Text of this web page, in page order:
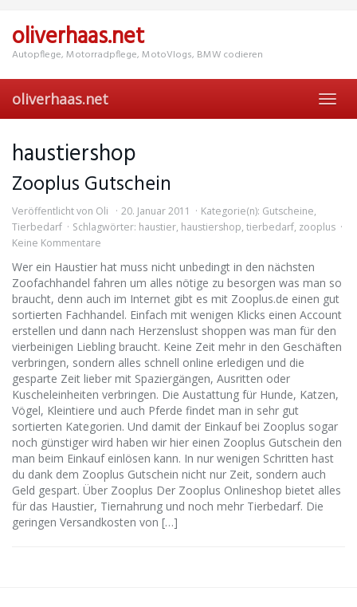
main
content
oliverhaas.net
Autopflege, Motorradpflege, MotoVlogs, BMW codieren
oliverhaas.net
haustiershop
Zooplus Gutschein
Veröffentlicht von Oli 20. Januar 2011 Kategorie(n): Gutscheine,
Tierbedarf
Schlagwörter: haustier, haustiershop, tierbedarf, zooplus
Keine Kommentare
Wer ein Haustier hat muss nicht unbedingt in den nächsten
Zoofachhandel fahren um alles nötige zu besorgen was man so
braucht, denn auch im Internet gibt es mit Zooplus.de einen gut
sortierten Fachhandel. Einfach mit wenigen Klicks einen Account
erstellen und dann nach Herzenslust shoppen was man für den
vierbeinigen Liebling braucht. Keine Zeit mehr in den Geschäften
verbringen, sondern alles schnell online erledigen und die
gesparte Zeit lieber mit Spaziergängen, Ausritten oder
Kuscheleinheiten verbringen. Die Austattung für Hunde, Katzen,
Vögel, Kleintiere und auch Pferde findet man in sehr gut
sortierten Kategorien. Und damit der Einkauf bei Zooplus sogar
noch günstiger wird haben wir hier einen Zooplus Gutschein den
man beim Einkauf einlösen kann. In nur wenigen Schritten hast
du dank dem Zooplus Gutschein nicht nur Zeit, sondern auch
Geld gespart. Über Zooplus Der Zooplus Onlineshop bietet alles
für das Haustier, Tiernahrung und noch mehr Tierbedarf. Die
geringen Versandkosten von […]